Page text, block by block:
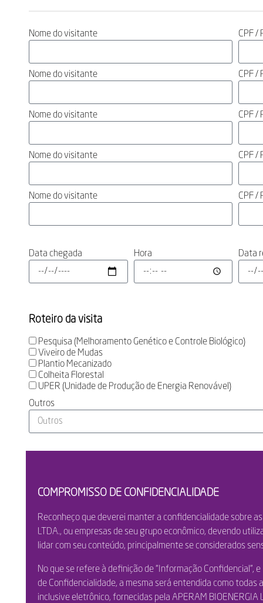
Nome do visitante CPF /
Nome do visitante CPF /
Nome do visitante CPF /
Nome do visitante CPF /
Nome do visitante CPF /
Data chegada Hora Data
Roteiro da visita
Pesquisa (Melhoramento Genético e Controle Biológico)
Viveiro de Mudas
Plantio Mecanizado
Colheita Florestal
UPER (Unidade de Produção de Energia Renovável)
Outros
COMPROMISSO DE CONFIDENCIALIDADE
Reconheço que deverei manter a confidencialidade sobre
LTDA., ou empresas de seu grupo econômico, devendo
lidar com seu conteúdo, principalmente se considerados
No que se refere à definição de “Informação Confidencial”,
de Confidencialidade, a mesma será entendida como
inclusive eletrônico, fornecidas pela APERAM